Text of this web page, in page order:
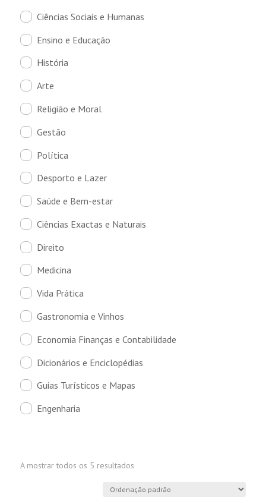
Ciências Sociais e Humanas
Ensino e Educação
História
Arte
Religião e Moral
Gestão
Política
Desporto e Lazer
Saúde e Bem-estar
Ciências Exactas e Naturais
Direito
Medicina
Vida Prática
Gastronomia e Vinhos
Economia Finanças e Contabilidade
Dicionários e Enciclopédias
Guias Turísticos e Mapas
Engenharia
A mostrar todos os 5 resultados